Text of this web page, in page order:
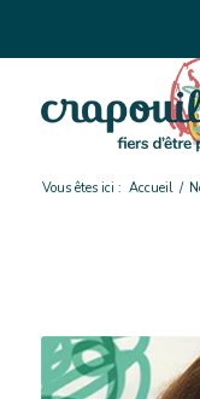
Vous êtes ici : Accueil /